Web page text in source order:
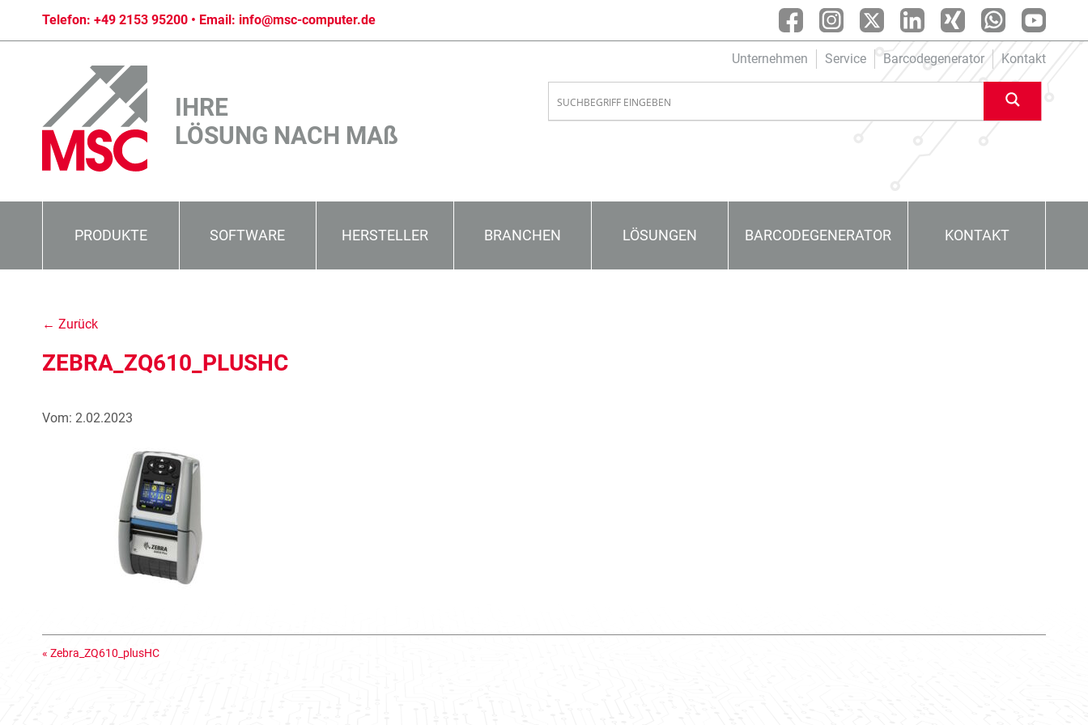
Telefon: +49 2153 95200 • Email: info@msc-computer.de
Unternehmen Service Barcodegenerator Kontakt
IHRE
LÖSUNG NACH MAß
PRODUKTE SOFTWARE HERSTELLER BRANCHEN LÖSUNGEN BARCODEGENERATOR KONTAKT
← Zurück
ZEBRA_ZQ610_PLUSHC
Vom: 2.02.2023
« Zebra_ZQ610_plusHC